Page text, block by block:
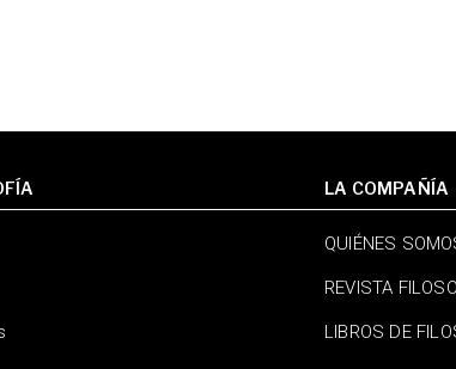
LA COMPAÑÍA
QUIÉNES
REVISTA
LIBROS DE